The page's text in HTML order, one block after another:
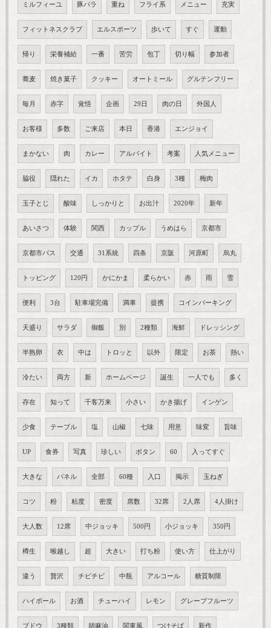
ミルフィーユ 豚バラ 重ね フライ系 メニュー 充実
フィットネスクラブ エルスポーツ 歩いて すぐ 運動
帰り 栄養補給 一番 苦労 包丁 切り幅 参加者
蕎麦 焼き菓子 クッキー オートミール グルテンフリー
毎月 赤字 覚悟 企画 29日 肉の日 外国人
お客様 多数 ご来店 本日 香港 エンジョイ
まかない 肉 カレー アルバイト 考案 人気メニュー
脇役 隠れた イカ ホタテ 白身 3種 梅肉
玉子とじ 酸味 しっかりと お出汁 2020年 新年
あいさつ 体験 関西 カップル うめはら 京都市
京都市バス 交通 31系統 四条 京阪 河原町 烏丸
トッピング 120円 かにかま 柔らかい 赤 雨 雪
便利 3台 駐車場完備 満車 提携 コインパーキング
天盛り サラダ 御飯 別 2種類 海鮮 ドレッシング
半熟卵 衣 中は トロッと 以外 限定 お茶 熱い
冷たい 両方 新 ホームページ 誕生 一人でも 多く
存在 知って 千客万来 小さい かき揚げ インゲン
少食 テーブル 塩 山椒 七味 用意 味変 旨味
UP 食券 写真 珍しい ボタン 60 入ってすぐ
大きな パネル 全部 60種 入口 掲示 玉ねぎ
コツ 粉 粘度 密度 席数 32席 2人席 4人掛け
大人数 12席 中ジョッキ 500円 小ジョッキ 350円
樽生 喉越し 超 大きい 打ち粉 使い方 仕上がり
違う 贅沢 チビチビ 中瓶 アルコール 糖質制限
ハイボール お酒 チューハイ レモン グレープフルーツ
ブドウ 3種類 胡麻油 関東風 つけそば 新作